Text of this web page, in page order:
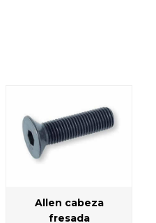
Allen cabeza
fresada